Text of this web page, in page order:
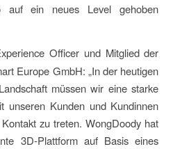
auf ein neues Level gehoben
Officer und Mitglied der
Europe GmbH: „In der heutigen
müssen wir eine starke
unseren Kunden und Kundinnen
zu treten. WongDoody hat
3D-Plattform auf Basis eines